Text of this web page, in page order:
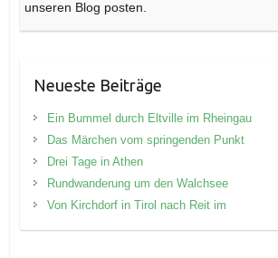
unseren Blog posten.
Neueste Beiträge
Ein Bummel durch Eltville im Rheingau
Das Märchen vom springenden Punkt
Drei Tage in Athen
Rundwanderung um den Walchsee
Von Kirchdorf in Tirol nach Reit im